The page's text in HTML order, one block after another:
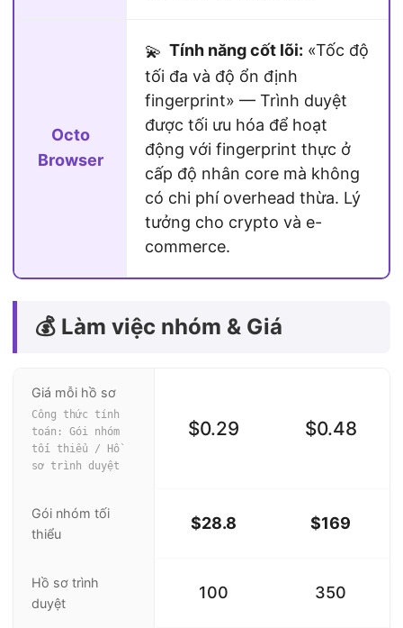
Octo
Browser
💫 Tính năng cốt lõi: «Tốc độ
tối đa và độ ổn định
fingerprint» — Trình duyệt
được tối ưu hóa để hoạt
động với fingerprint thực ở
cấp độ nhân core mà không
có chi phí overhead thừa. Lý
tưởng cho crypto và e-
commerce.
💰 Làm việc nhóm & Giá
Giá mỗi hồ sơ
Công thức tính
toán: Gói nhóm
tối thiểu / Hồ
sơ trình duyệt
$0.29 $0.48
Gói nhóm tối
thiểu
$28.8 $169
Hồ sơ trình
duyệt
100 350